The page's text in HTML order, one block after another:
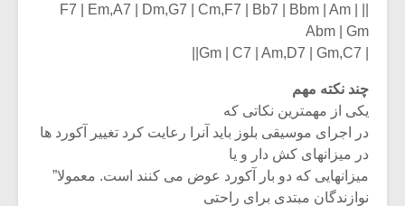
|| F7 | Em,A7 | Dm,G7 | Cm,F7 | Bb7 | Bbm | Am |
Abm | Gm
چند نکته مهم
یکی از مهمترین نکاتی که
در اجرای موسیقی بلوز باید آنرا رعایت کرد تغییر آکورد ها
در میزانهای کش دار و یا
میزانهایی که دو بار آکورد عوض می کنند است. معمولا”
نوازندگان مبتدی برای راحتی